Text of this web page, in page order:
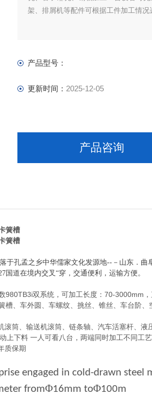
架、排屑机等配件可根据工件加工情况
产品型号：
更新时间： 2025-12-05
产品咨询
簧槽
簧槽
孔孟之乡中华儒家文化发源地--－山东．曲
国道在境内交叉“穿，交通便利，运输方便。
980TB3i双系统，可加工长度：70-3000mm
槽、车外圆、车螺纹、挑丝、锥丝、车台阶
滚筒、输送机滚筒、链条轴、汽车活塞杆、
上下料 一人可看八台，两端同时加工不同工
质保期
engaged in cold-drawn steel
fromΦ16mm toΦ100m